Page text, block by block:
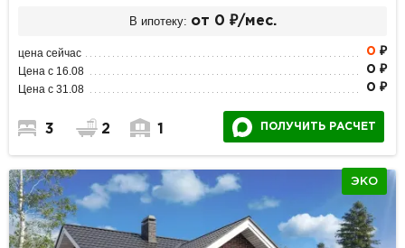
В ипотеку: от 0 ₽/мес.
цена сейчас 0 ₽
Цена с 16.08 0 ₽
Цена с 31.08 0 ₽
3 2 1 ПОЛУЧИТЬ РАСЧЕТ
ЭКО